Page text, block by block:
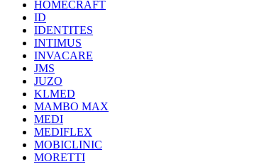
HOMECRAFT
ID
IDENTITES
INTIMUS
INVACARE
JMS
JUZO
KLMED
MAMBO MAX
MEDI
MEDIFLEX
MOBICLINIC
MORETTI